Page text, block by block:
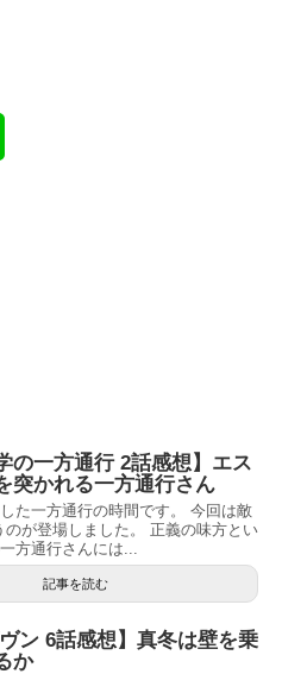
の一方通行 2話感想】エス
突かれる一方通行さん
た一方通行の時間です。 今回は敵
のが登場しました。 正義の味方とい
方通行さんには...
記事を読む
ヴン 6話感想】真冬は壁を乗
か